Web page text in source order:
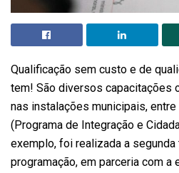
Qualificação sem custo e de
tem! São diversos capacitações
nas instalações municipais,
(Programa de Integração e
exemplo, foi realizada a
programação, em parceria com a